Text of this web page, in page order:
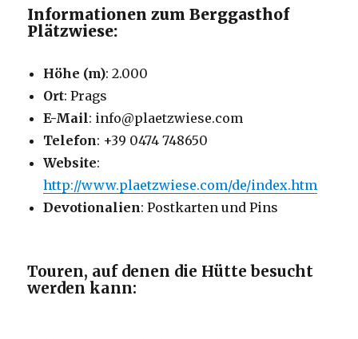
Informationen zum Berggasthof
Plätzwiese:
Höhe (m): 2.000
Ort: Prags
E-Mail: info@plaetzwiese.com
Telefon: +39 0474 748650
Website:
http://www.plaetzwiese.com/de/index.htm
Devotionalien: Postkarten und Pins
Touren, auf denen die Hütte besucht
werden kann: